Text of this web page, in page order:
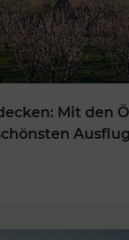
Mit den